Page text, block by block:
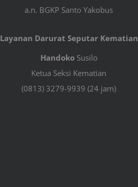
a.n. BGKP Santo Yakobus
Layanan Darurat Seputar Kematian
HandokoSusilo
Ketua Seksi Kematian
(0813) 3279-9939 (24 jam)